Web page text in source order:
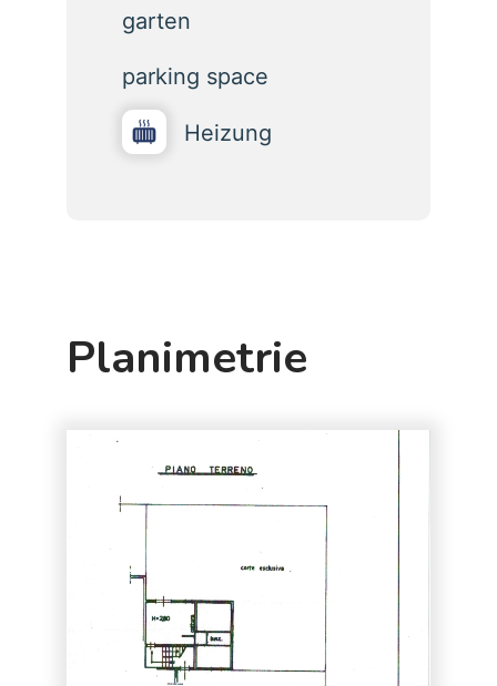
garten
parking space
Heizung
Planimetrie